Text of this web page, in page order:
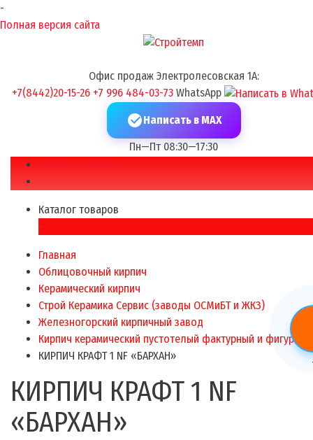
-
Полная версия сайта
Офис продаж Электролесовская 1А:
+7(8442)20-15-26 +7 996 484-03-73 WhatsApp
Написать в MAX
Пн—Пт 08:30—17:30
Каталог товаров
Каталог товаров
×
Главная
Облицовочный кирпич
Керамический кирпич
Строй Керамика Сервис (заводы ОСМиБТ и ЖКЗ)
Железногорский кирпичный завод
Кирпич керамический пустотелый фактурный и фигурный
КИРПИЧ КРАФТ 1 NF «БАРХАН»
КИРПИЧ КРАФТ 1 NF
«БАРХАН»